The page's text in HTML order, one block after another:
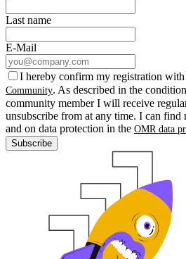
Last name
E-Mail
I hereby confirm my registration with
Community. As described in the
community member I will receive
unsubscribe from at any time. I can
and on data protection in the OMR data
Subscribe